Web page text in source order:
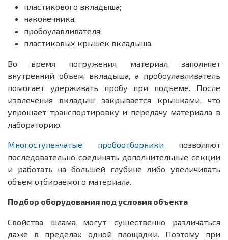
пластикового вкладыша;
наконечника;
пробоулавливателя;
пластиковых крышек вкладыша.
Во время погружения материал заполняет
внутренний объем вкладыша, а пробоулавливатель
помогает удерживать пробу при подъеме. После
извлечения вкладыш закрывается крышками, что
упрощает транспортировку и передачу материала в
лабораторию.
Многоступенчатые пробоотборникипозволяют
последовательно соединять дополнительные секции
и работать на большей глубине либо увеличивать
объем отбираемого материала.
Подбор оборудования под условия объекта
Свойства шлама могут существенно различаться
даже в пределах одной площадки. Поэтому при